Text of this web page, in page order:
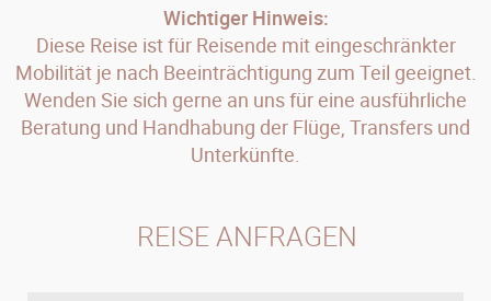
Wichtiger Hinweis:
Diese Reise ist für Reisende mit eingeschränkter
Mobilität je nach Beeinträchtigung zum Teil geeignet.
Wenden Sie sich gerne an uns für eine ausführliche
Beratung und Handhabung der Flüge, Transfers und
Unterkünfte.
REISE ANFRAGEN